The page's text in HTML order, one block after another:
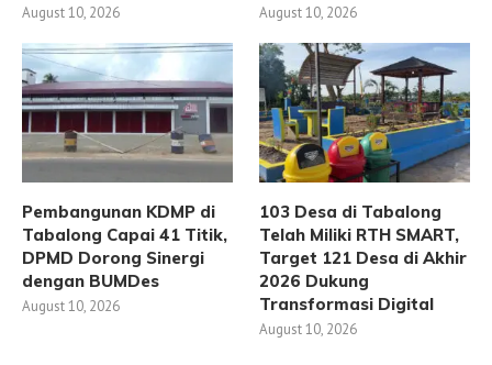
August 10, 2026 August 10, 2026
Pembangunan KDMP di
Tabalong Capai 41 Titik,
DPMD Dorong Sinergi
dengan BUMDes
August 10, 2026
103 Desa di Tabalong
Telah Miliki RTH SMART,
Target 121 Desa di Akhir
2026 Dukung
Transformasi Digital
August 10, 2026